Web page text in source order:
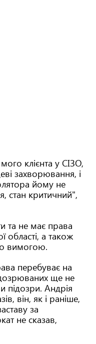
клієнта у СІЗО,
захворювання, і
йому не
стан критичний",
та не має права
області, а також
вимогою.
перебуває на
ще не
підозри. Андрія
він, як і раніше,
за
не сказав,